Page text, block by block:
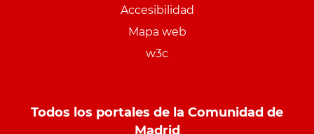
Accesibilidad
Mapa web
w3c
Todos los portales de la Comunidad de
Madrid